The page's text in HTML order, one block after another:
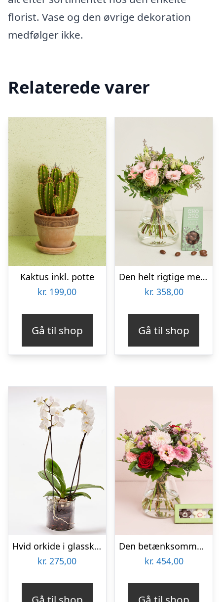
florist. Vase og den øvrige dekoration
medfølger ikke.
Relaterede varer
Kaktus inkl. potte
kr. 199,00
Gå til shop
Den helt rigtige med flødechokolade mandler
kr. 358,00
Gå til shop
Hvid orkide i glasskjuler – Send blomster med Bloomit
kr. 275,00
Den betænksomme med CHO CHO marcipanblomster
kr. 454,00